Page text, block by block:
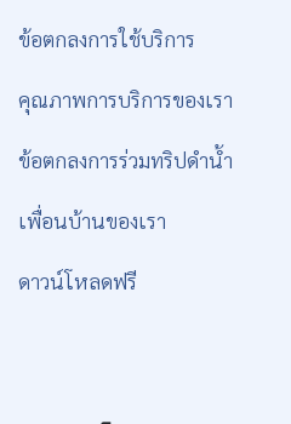
ข้อตกลงการใช้บริการ
คุณภาพการบริการของเรา
ข้อตกลงการร่วมทริปดำน้ำ
เพื่อนบ้านของเรา
ดาวน์โหลดฟรี